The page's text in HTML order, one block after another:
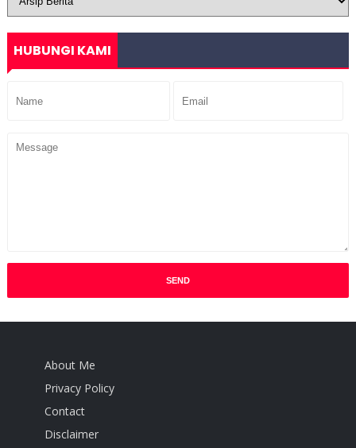
HUBUNGI KAMI
About Me
Privacy Policy
Contact
Disclaimer